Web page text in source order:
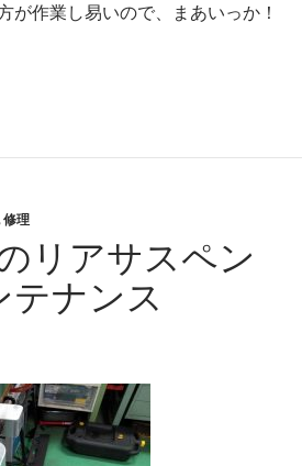
が作業し易いので、まあいっか！
修理
リアサスペン
テナンス